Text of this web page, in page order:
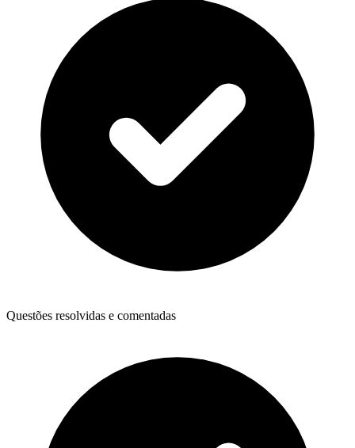
Questões resolvidas e comentadas